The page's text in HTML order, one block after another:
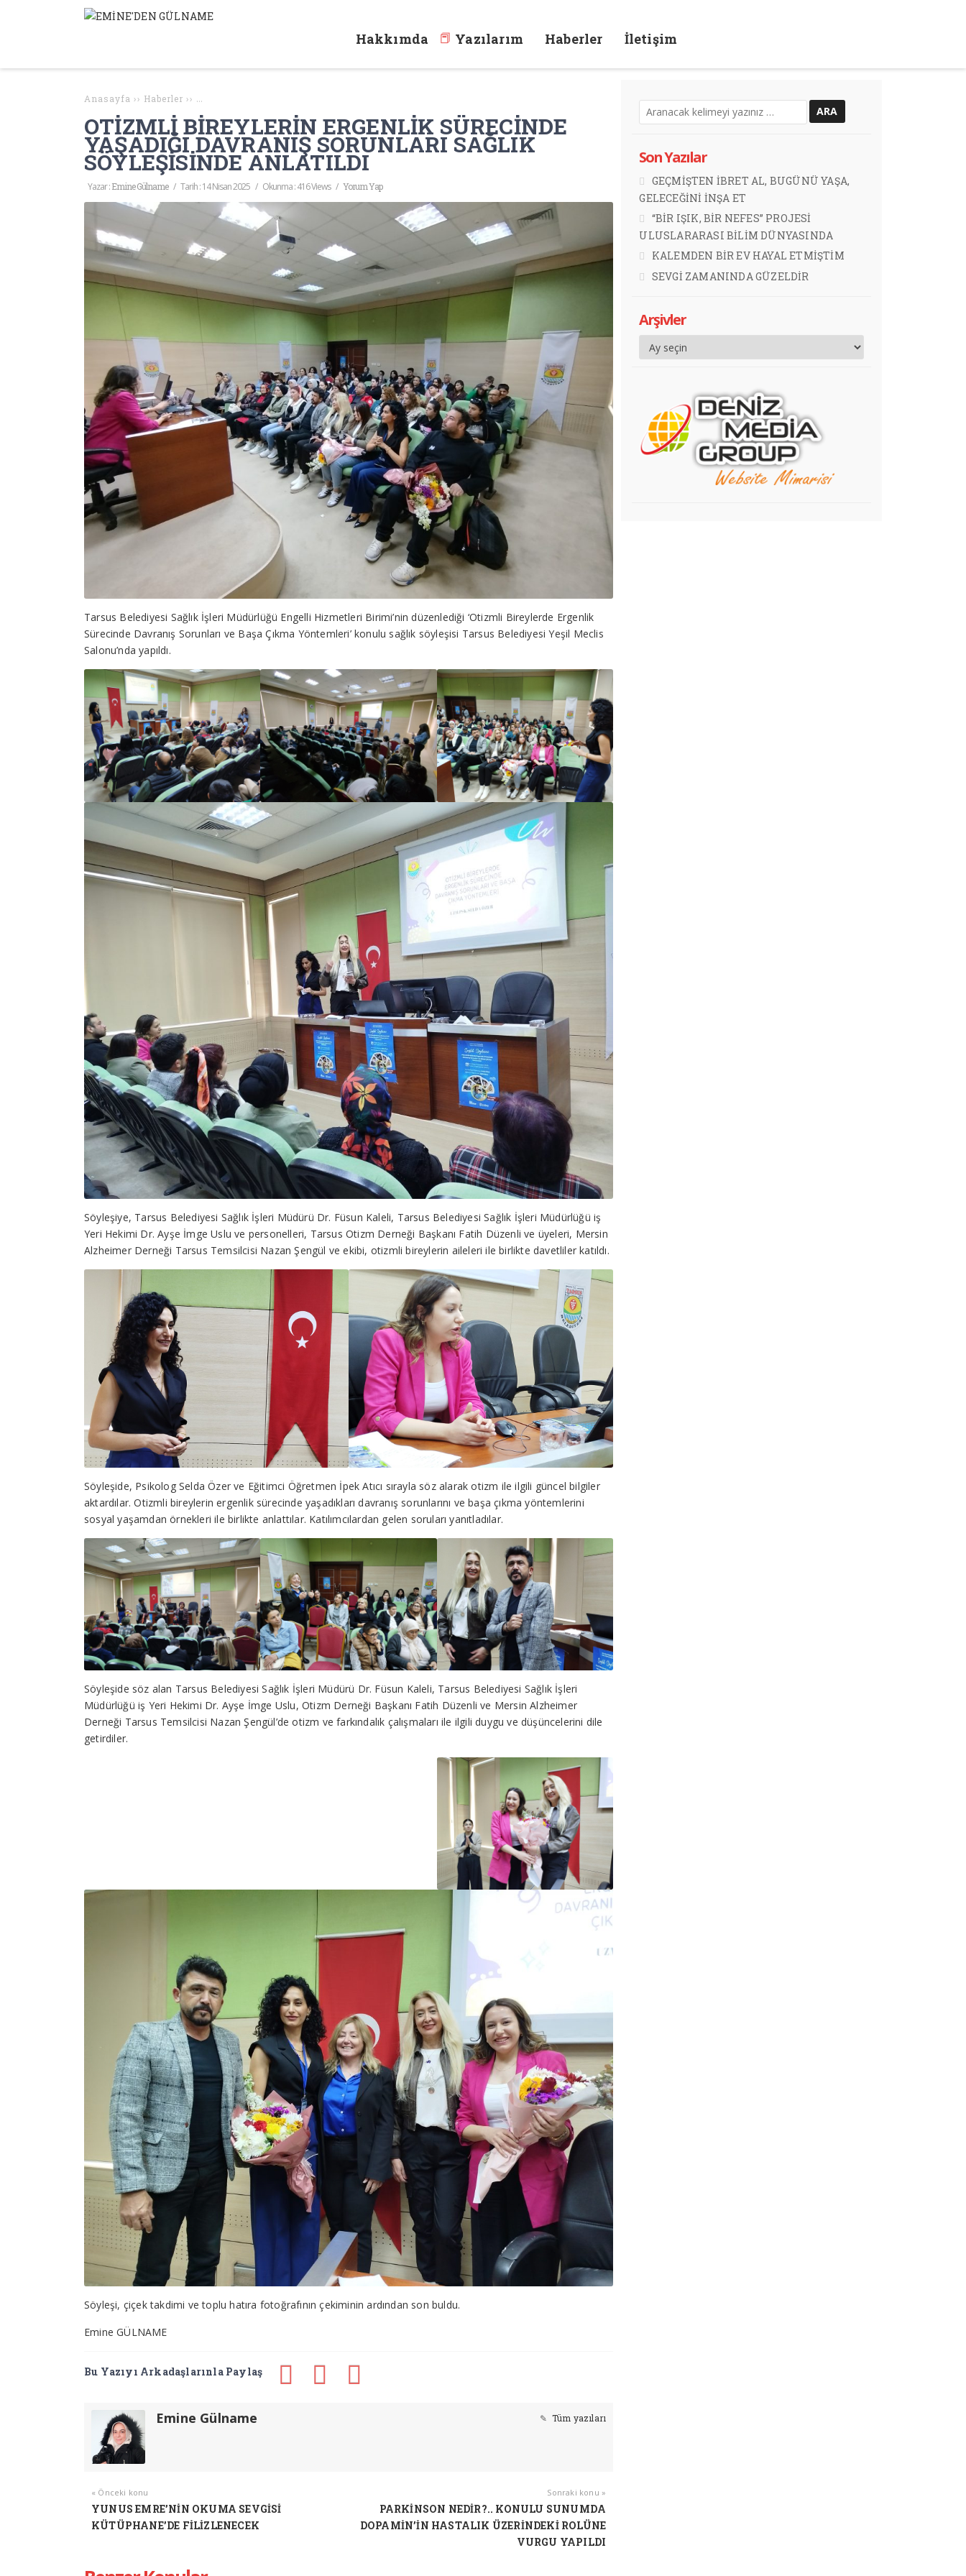
Hakkımda Yazılarım Haberler İletişim
Anasayfa ›› Haberler ›› OTİZMLİ BİREYLERİN ERGENLİK SÜRECİNDE YAŞADIĞI DAVRANIŞ SORUNLARI SAĞLIK SÖYLEŞİSİNDE ANLATILDI
OTİZMLİ BİREYLERİN ERGENLİK SÜRECİNDE
YAŞADIĞI DAVRANIŞ SORUNLARI SAĞLIK
SÖYLEŞİSİNDE ANLATILDI
Yazar :Emine Gülname / Tarih :14 Nisan 2025 / Okunma : 416 Views / Yorum Yap
Tarsus Belediyesi Sağlık İşleri Müdürlüğü Engelli Hizmetleri Birimi’nin düzenlediği ‘Otizmli Bireylerde Ergenlik
Sürecinde Davranış Sorunları ve Başa Çıkma Yöntemleri’ konulu sağlık söyleşisi Tarsus Belediyesi Yeşil Meclis
Salonu’nda yapıldı.
Söyleşiye, Tarsus Belediyesi Sağlık İşleri Müdürü Dr. Füsun Kaleli, Tarsus Belediyesi Sağlık İşleri Müdürlüğü iş
Yeri Hekimi Dr. Ayşe İmge Uslu ve personelleri, Tarsus Otizm Derneği Başkanı Fatih Düzenli ve üyeleri, Mersin
Alzheimer Derneği Tarsus Temsilcisi Nazan Şengül ve ekibi, otizmli bireylerin aileleri ile birlikte davetliler katıldı.
Söyleşide, Psikolog Selda Özer ve Eğitimci Öğretmen İpek Atıcı sırayla söz alarak otizm ile ilgili güncel bilgiler
aktardılar. Otizmli bireylerin ergenlik sürecinde yaşadıkları davranış sorunlarını ve başa çıkma yöntemlerini
sosyal yaşamdan örnekleri ile birlikte anlattılar. Katılımcılardan gelen soruları yanıtladılar.
Söyleşide söz alan Tarsus Belediyesi Sağlık İşleri Müdürü Dr. Füsun Kaleli, Tarsus Belediyesi Sağlık İşleri
Müdürlüğü iş Yeri Hekimi Dr. Ayşe İmge Uslu, Otizm Derneği Başkanı Fatih Düzenli ve Mersin Alzheimer
Derneği Tarsus Temsilcisi Nazan Şengül’de otizm ve farkındalık çalışmaları ile ilgili duygu ve düşüncelerini dile
getirdiler.
Söyleşi, çiçek takdimi ve toplu hatıra fotoğrafının çekiminin ardından son buldu.
Emine GÜLNAME
Bu Yazıyı Arkadaşlarınla Paylaş
Emine Gülname Tüm yazıları
« Önceki konu
YUNUS EMRE’NİN OKUMA SEVGİSİ
KÜTÜPHANE’DE FİLİZLENECEK
Sonraki konu »
PARKİNSON NEDİR?.. KONULU SUNUMDA
DOPAMİN’İN HASTALIK ÜZERİNDEKİ ROLÜNE
VURGU YAPILDI
Son Yazılar
GEÇMİŞTEN İBRET AL, BUGÜNÜ YAŞA,
GELECEĞİNİ İNŞA ET
“BİR IŞIK, BİR NEFES” PROJESİ
ULUSLARARASI BİLİM DÜNYASINDA
KALEMDEN BİR EV HAYAL ETMİŞTİM
SEVGİ ZAMANINDA GÜZELDİR
Arşivler